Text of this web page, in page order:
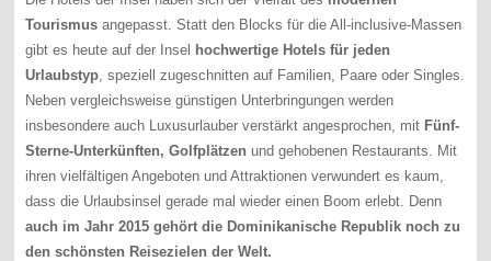
Tourismus angepasst. Statt den Blocks für die All-inclusive-Massen
gibt es heute auf der Insel hochwertige Hotels für jeden
Urlaubstyp , speziell zugeschnitten auf Familien, Paare oder Singles.
Neben vergleichsweise günstigen Unterbringungen werden
insbesondere auch Luxusurlauber verstärkt angesprochen, mit Fünf-
Sterne-Unterkünften, Golfplätzen und gehobenen Restaurants. Mit
ihren vielfältigen Angeboten und Attraktionen verwundert es kaum,
dass die Urlaubsinsel gerade mal wieder einen Boom erlebt. Denn
auch im Jahr 2015 gehört die Dominikanische Republik noch zu
den schönsten Reisezielen der Welt.